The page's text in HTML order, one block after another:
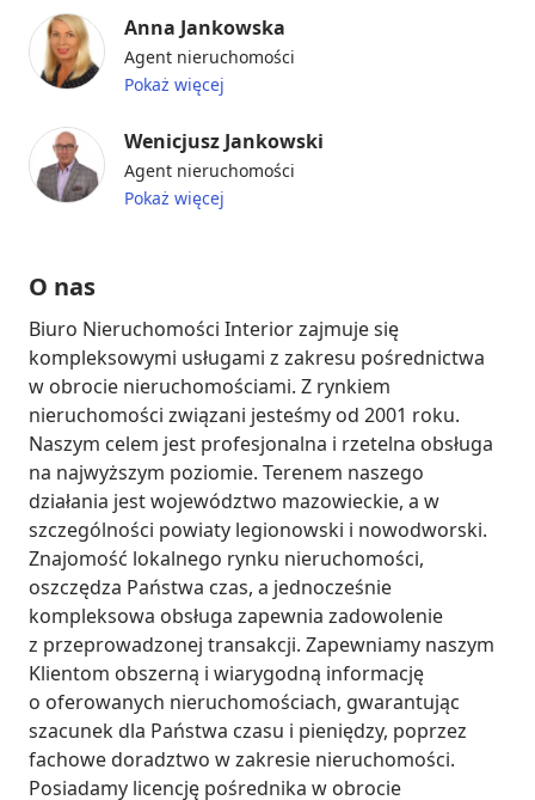
Anna Jankowska
Agent nieruchomości
Pokaż więcej
Wenicjusz Jankowski
Agent nieruchomości
Pokaż więcej
O nas
Biuro Nieruchomości Interior zajmuje się
kompleksowymi usługami z zakresu pośrednictwa
w obrocie nieruchomościami. Z rynkiem
nieruchomości związani jesteśmy od 2001 roku.
Naszym celem jest profesjonalna i rzetelna obsługa
na najwyższym poziomie. Terenem naszego
działania jest województwo mazowieckie, a w
szczególności powiaty legionowski i nowodworski.
Znajomość lokalnego rynku nieruchomości,
oszczędza Państwa czas, a jednocześnie
kompleksowa obsługa zapewnia zadowolenie
z przeprowadzonej transakcji. Zapewniamy naszym
Klientom obszerną i wiarygodną informację
o oferowanych nieruchomościach, gwarantując
szacunek dla Państwa czasu i pieniędzy, poprzez
fachowe doradztwo w zakresie nieruchomości.
Posiadamy licencję pośrednika w obrocie